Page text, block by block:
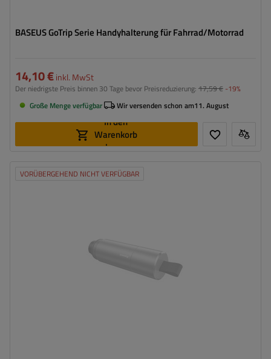
BASEUS GoTrip Serie Handyhalterung für Fahrrad/Motorrad
14,10 €inkl. MwSt
Der niedrigste Preis binnen 30 Tage bevor Preisreduzierung: 17,59 € -19%
Große Menge verfügbar
Wir versenden schon am11. August
In den
Warenkorb
legen
VORÜBERGEHEND NICHT VERFÜGBAR